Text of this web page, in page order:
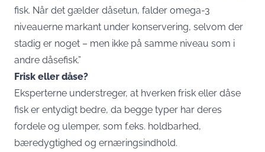
fisk. Når det gælder dåsetun, falder omega-3
niveauerne markant under konservering, selvom der
stadig er noget – men ikke på samme niveau som i
andre dåsefisk.”
Frisk eller dåse?
Eksperterne understreger, at hverken frisk eller dåse
fisk er entydigt bedre, da begge typer har deres
fordele og ulemper, som f.eks. holdbarhed,
bæredygtighed og ernæringsindhold.